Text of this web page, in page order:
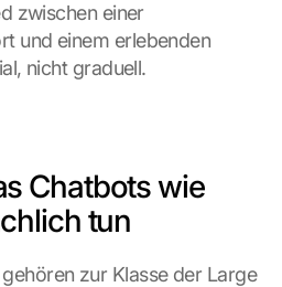
zwischen einer
und einem erlebenden
nicht graduell.
Chatbots wie
tun
zur Klasse der Large